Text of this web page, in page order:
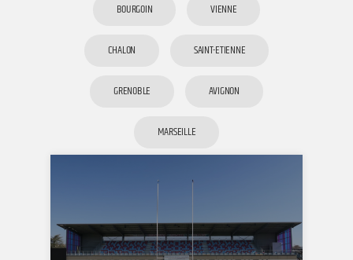
BOURGOIN VIENNE
CHALON SAINT-ETIENNE
GRENOBLE AVIGNON
MARSEILLE